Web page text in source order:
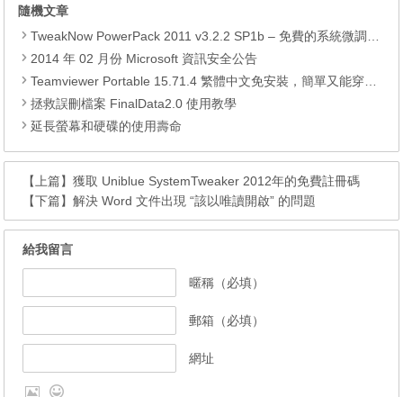
隨機文章
TweakNow PowerPack 2011 v3.2.2 SP1b – 免費的系統微調最佳化軟體
2014 年 02 月份 Microsoft 資訊安全公告
Teamviewer Portable 15.71.4 繁體中文免安裝，簡單又能穿越防火牆的遠端遙控軟體
拯救誤刪檔案 FinalData2.0 使用教學
延長螢幕和硬碟的使用壽命
【上篇】獲取 Uniblue SystemTweaker 2012年的免費註冊碼
【下篇】解決 Word 文件出現 “該以唯讀開啟” 的問題
給我留言
暱稱（必填）
郵箱（必填）
網址